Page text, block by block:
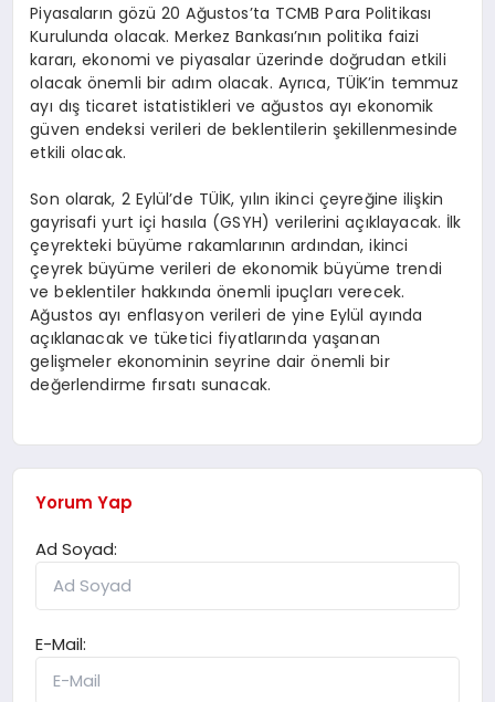
Piyasaların gözü 20 Ağustos’ta TCMB Para Politikası
Kurulunda olacak. Merkez Bankası’nın politika faizi
kararı, ekonomi ve piyasalar üzerinde doğrudan etkili
olacak önemli bir adım olacak. Ayrıca, TÜİK’in temmuz
ayı dış ticaret istatistikleri ve ağustos ayı ekonomik
güven endeksi verileri de beklentilerin şekillenmesinde
etkili olacak.
Son olarak, 2 Eylül’de TÜİK, yılın ikinci çeyreğine ilişkin
gayrisafi yurt içi hasıla (GSYH) verilerini açıklayacak. İlk
çeyrekteki büyüme rakamlarının ardından, ikinci
çeyrek büyüme verileri de ekonomik büyüme trendi
ve beklentiler hakkında önemli ipuçları verecek.
Ağustos ayı enflasyon verileri de yine Eylül ayında
açıklanacak ve tüketici fiyatlarında yaşanan
gelişmeler ekonominin seyrine dair önemli bir
değerlendirme fırsatı sunacak.
Yorum Yap
Ad Soyad:
E-Mail: